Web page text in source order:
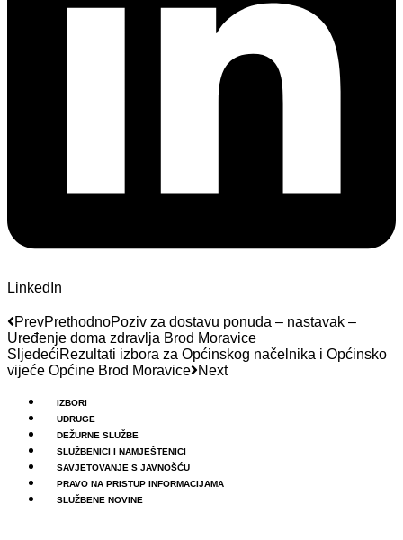
LinkedIn
PrevPrethodnoPoziv za dostavu ponuda – nastavak –
Uređenje doma zdravlja Brod Moravice
SljedećiRezultati izbora za Općinskog načelnika i Općinsko
vijeće Općine Brod Moravice Next
Menu
IZBORI
UDRUGE
DEŽURNE SLUŽBE
SLUŽBENICI I NAMJEŠTENICI
SAVJETOVANJE S JAVNOŠĆU
PRAVO NA PRISTUP INFORMACIJAMA
SLUŽBENE NOVINE